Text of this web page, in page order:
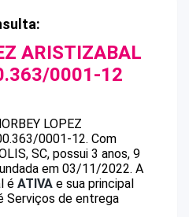
ARISTIZABAL
0001-12
LOPEZ
0001-12. Com
SC, possui 3 anos, 9
em 03/11/2022. A
é ATIVA e sua principal
Serviços de entrega